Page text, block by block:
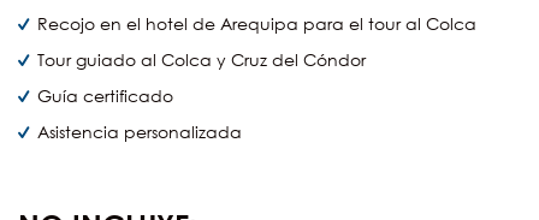
Recojo en el hotel de Arequipa para el tour al Colca
Tour guiado al Colca y Cruz del Cóndor
Guía certificado
Asistencia personalizada